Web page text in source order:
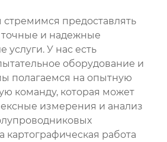
предоставлять
и надежные
услуги. У нас есть
оборудование и
полагаемся на опытную
команду, которая может
измерения и анализ
картографическая работа